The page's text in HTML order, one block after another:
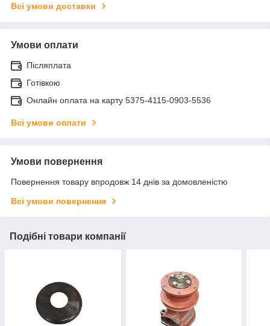
Всі умови доставки
Умови оплати
Післяплата
Готівкою
Онлайн оплата на карту 5375-4115-0903-5536
Всі умови оплати
Умови повернення
Повернення товару впродовж 14 днів за домовленістю
Всі умови повернення
Подібні товари компанії